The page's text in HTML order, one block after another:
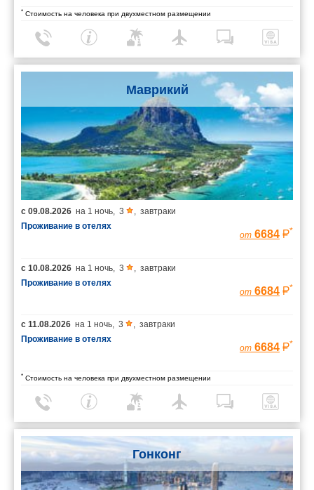
* Стоимость на человека при двухместном размещении
Маврикий
с 09.08.2026 на 1 ночь, 3 , завтраки
Проживание в отелях
от 6684 *
с 10.08.2026 на 1 ночь, 3 , завтраки
Проживание в отелях
от 6684 *
с 11.08.2026 на 1 ночь, 3 , завтраки
Проживание в отелях
от 6684 *
* Стоимость на человека при двухместном размещении
Гонконг